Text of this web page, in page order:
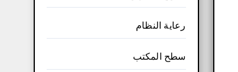
رعاية النظام
سطح المكتب